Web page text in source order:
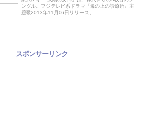
ングル。フジテレビ系ドラマ『海の上の診療所』主
題歌2013年11月06日リリース。
スポンサーリンク